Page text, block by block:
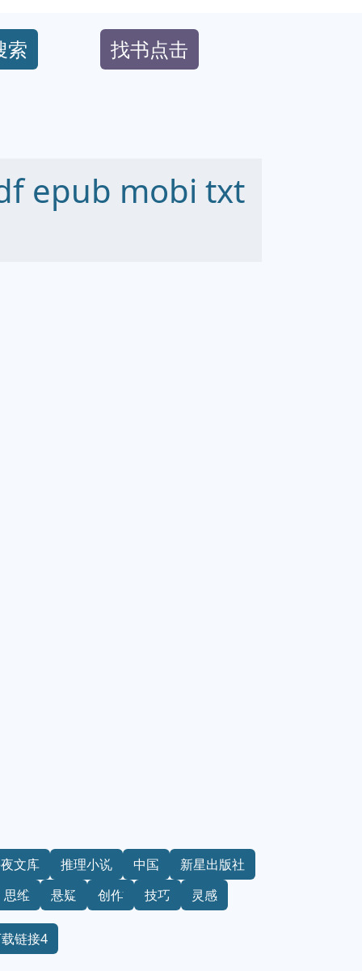
索 找书点击
epub mobi txt
文库 推理小说 中国
新星出版社
思维
悬疑 创作 技巧 灵感
链接4